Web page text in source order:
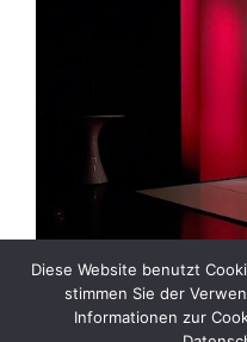
Diese Website benutzt
stimmen Sie der
Informationen zur